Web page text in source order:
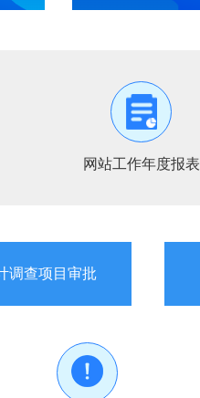
网站工作年度报表
调查项目审批